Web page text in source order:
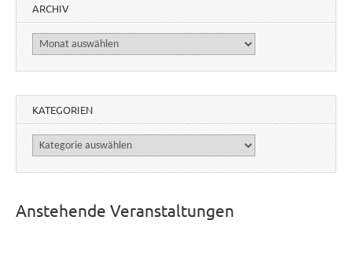
ARCHIV
Archiv
KATEGORIEN
Kategorien
Anstehende Veranstaltungen